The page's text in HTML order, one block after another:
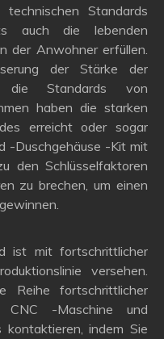
Standards
auch die lebenden
der Anwohner erfüllen.
der Stärke der
die Standards von
haben die starken
erreicht oder sogar
-Duschgehäuse -Kit mit
den Schlüsselfaktoren
zu brechen, um einen
ist mit fortschrittlicher
versehen.
Reihe fortschrittlicher
CNC -Maschine und
kontaktieren, indem Sie